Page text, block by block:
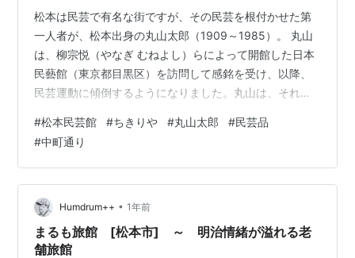
松本は民芸で有名な街ですが、その民芸を根付かせた第
一人者が、松本出身の丸山太郎（1909～1985）。 丸山
は、柳宗悦（やなぎ むねよし）らによって開館した日本
民藝館（東京都目黒区）を訪問して感銘を受け、以降、
民芸運動に傾倒するようになりました。丸山は、それま
による日用品（民衆的工芸品）に、実用性と美しさの融
合した「用の美」を見い出し、国内外の民芸品を数多く
収集するとともに、自らも民芸品の制作に携わっていま
す。 丸山が生涯で収集した民芸品は6000点以上にも及
ぶとのことですが、その一部を丸山が地元に開館した
「松本民芸館」で見ることができます。*…
#松本民芸館 #ちきりや #丸山太郎 #民芸品
#中町通り
Humdrum++ • 1年前
まるも旅館 [松本市] ～ 明治情緒が溢れる老
舗旅館